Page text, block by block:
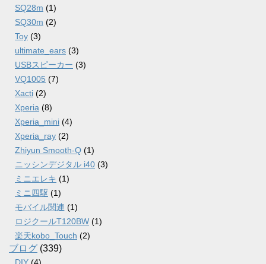
SQ28m (1)
SQ30m (2)
Toy (3)
ultimate_ears (3)
USBスピーカー (3)
VQ1005 (7)
Xacti (2)
Xperia (8)
Xperia_mini (4)
Xperia_ray (2)
Zhiyun Smooth-Q (1)
ニッシンデジタル i40 (3)
ミニエレキ (1)
ミニ四駆 (1)
モバイル関連 (1)
ロジクールT120BW (1)
楽天kobo_Touch (2)
ブログ (339)